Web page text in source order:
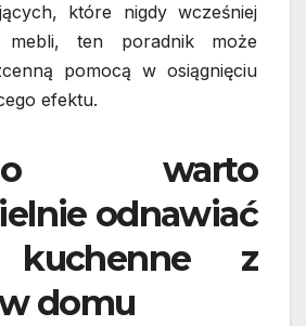
które nigdy wcześniej
mebli, ten poradnik może
pomocą w osiągnięciu
efektu.
warto
odnawiać
kuchenne z
domu